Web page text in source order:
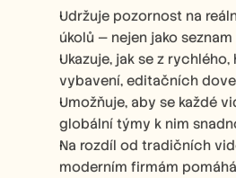
Udržuje pozornost na
úkolů — nejen jako
Ukazuje, jak se z
vybavení, editačních
Umožňuje, aby se každé
globální týmy k nim
Na rozdíl od tradičních
moderním firmám